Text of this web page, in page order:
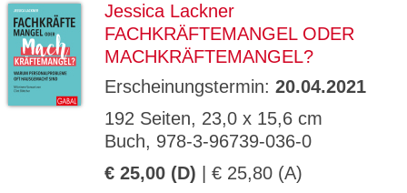
Jessica Lackner
FACHKRÄFTEMANGEL ODER
MACHKRÄFTEMANGEL?
Erscheinungstermin: 20.04.2021
192 Seiten, 23,0 x 15,6 cm
Buch, 978-3-96739-036-0
€ 25,00 (D) | € 25,80 (A)